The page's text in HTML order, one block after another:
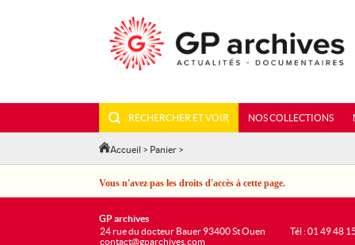
RECHERCHER ET VOIR NOS COLLECTIONS
Accueil > Panier >
Vous n'avez pas les droits d'accès à cette page.
GP archives
24 rue du docteur Bauer 93400 St Ouen
contact@gparchives.com
Tél : 01 49 48